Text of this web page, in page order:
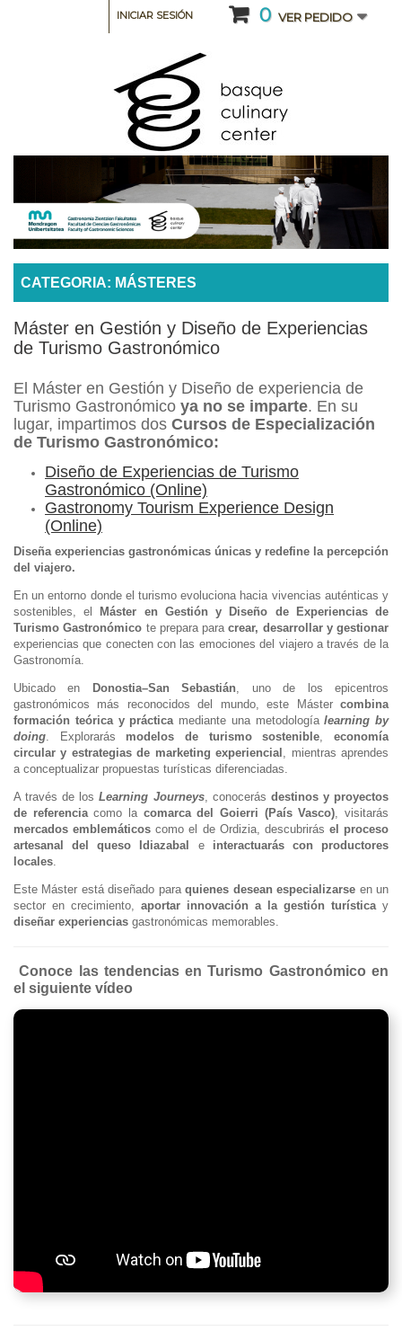
0 VER PEDIDO
INICIAR SESIÓN
CATEGORIA: MÁSTERES
Máster en Gestión y Diseño de Experiencias
de Turismo Gastronómico
El Máster en Gestión y Diseño de experiencia de
Turismo Gastronómico ya no se imparte. En su
lugar, impartimos dos Cursos de Especialización
de Turismo Gastronómico:
Diseño de Experiencias de Turismo
Gastronómico (Online)​
Gastronomy Tourism Experience Design
(Online)
Diseña experiencias gastronómicas únicas y redefine la percepción
del viajero.
En un entorno donde el turismo evoluciona hacia vivencias auténticas y
sostenibles, el
Máster en Gestión y Diseño de Experiencias de
Turismo Gastronómico te prepara paracrear, desarrollar y gestionar
experiencias que conecten con las emociones del viajero a través de la
Gastronomía.
Ubicado en Donostia–San Sebastián , uno de los epicentros
gastronómicos más reconocidos del mundo, este Máster combina
formación teórica y práctica mediante una metodologíalearning by
doing . Explorarás modelos de turismo sostenible ,economía
circular y estrategias de marketing experiencial
, mientras aprendes
a conceptualizar propuestas turísticas diferenciadas.
A través de losLearning Journeys, conocerás destinos y proyectos
de referenciacomo la comarca del Goierri (País Vasco) , visitarás
mercados emblemáticos como el de Ordizia, descubrirás el proceso
artesanal del queso Idiazabal e interactuarás con productores
locales
Este Máster está diseñado paraquienes desean especializarse en un
sector en crecimiento, aportar innovación a la gestión turística y
diseñar experiencias gastronómicas memorables.
Conoce las tendencias en Turismo Gastronómico en
el siguiente vídeo